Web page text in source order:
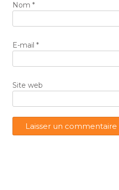
Nom *
E-mail *
Site web